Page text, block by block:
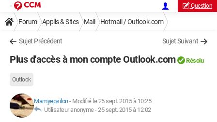
Question
Forum Applis & Sites Mail Hotmail / Outlook.com
Sujet Précédent Sujet Suivant
Plus d'accès à mon compte Outlook.com Résolu
Outlook
Mamyepsilon- Modifié le 25 sept. 2015 à 10:25
Utilisateur anonyme -25 sept. 2015 à 12:02